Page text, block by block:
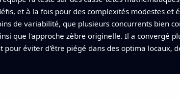
et à la fois pour des complexités modestes et
de variabilité, que plusieurs concurrents bien
que l'approche zèbre originelle. Il a convergé
éviter d'être piégé dans des optima locaux,